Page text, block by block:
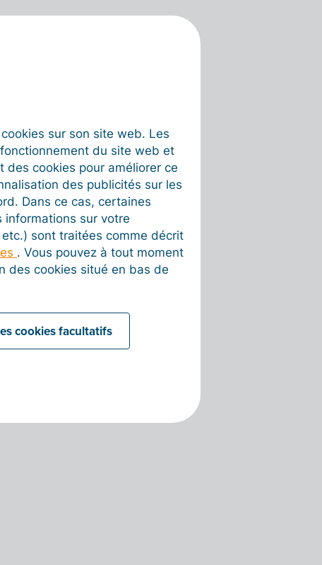
sur son site web. Les
du site web et
des cookies pour améliorer ce
des publicités sur les
Dans ce cas, certaines
informations sur votre
sont traitées comme décrit
. Vous pouvez à tout moment
des cookies situé en bas de
cookies facultatifs